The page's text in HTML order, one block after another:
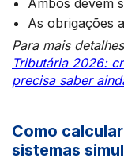
Ambos devem
As obrigações
Para mais
Tributária 2026:
precisa saber
Como
sistemas